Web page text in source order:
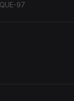
dos CACIQUE-97